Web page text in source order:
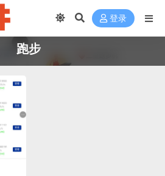
登录
跑步